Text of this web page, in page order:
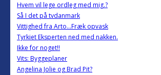
Hvem vil lege ordleg med mig.?
Så I det på tvdanmark
Vittighed fra Arto...Fræk opvask
Tyrkiet Eksperten ned med nakken.
Ikke for noget!!
Vits: Byggeplaner
Angelina Jolie og Brad Pit?